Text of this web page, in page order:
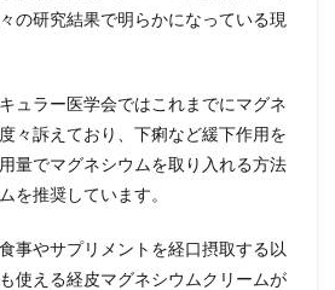
の研究結果で明らかになっている現
ュラー医学会ではこれまでにマグネ
々訴えており、下痢など緩下作用を
量でマグネシウムを取り入れる方法
を推奨しています。
事やサプリメントを経口摂取する以
使える経皮マグネシウムクリームが